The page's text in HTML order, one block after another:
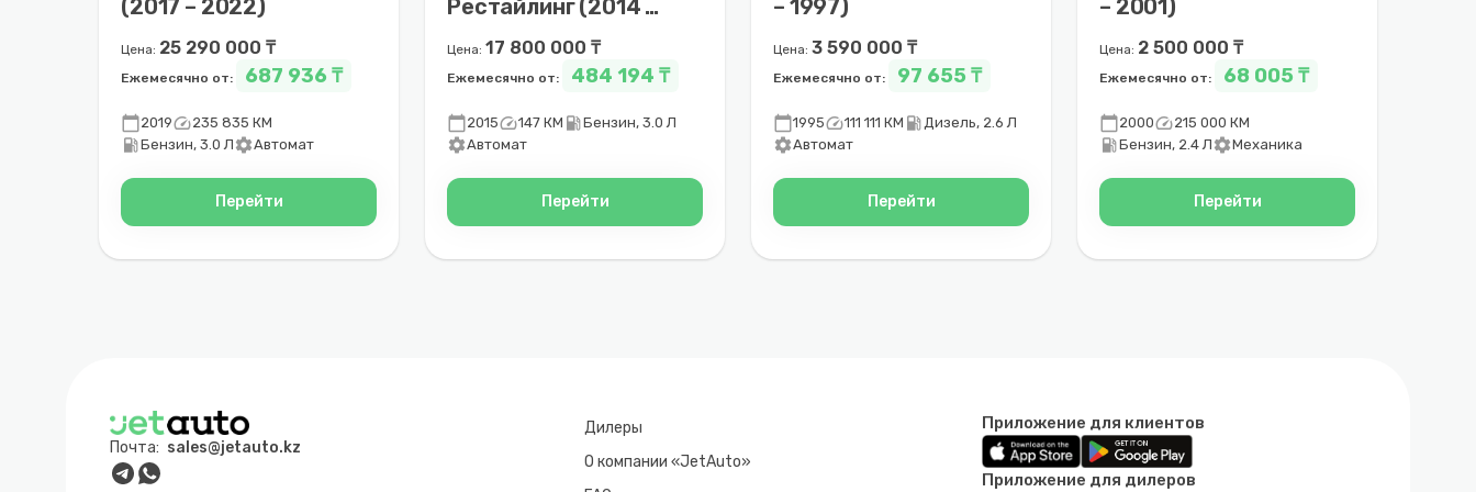
(2017 – 2022)
Цена: 25 290 000 ₸
Ежемесячно от: 687 936 ₸
calendar_today2019speed235 835 КМ
local_gas_stationБензин, 3.0 Л settingsАвтомат
Перейти
Рестайлинг (2014 –
Цена: 17 800 000 ₸
Ежемесячно от: 484 194 ₸
calendar_today2015speed147 КМ local_gas_stationБензин, 3.0 Л
settingsАвтомат
Перейти
– 1997)
Цена: 3 590 000 ₸
Ежемесячно от: 97 655 ₸
calendar_today1995speed111 111 КМ local_gas_stationДизель, 2.6 Л
settingsАвтомат
Перейти
– 2001)
Цена: 2 500 000 ₸
Ежемесячно от: 68 005 ₸
calendar_today2000speed215 000 КМ
local_gas_stationБензин, 2.4 Л settingsМеханика
Перейти
Почта: sales@jetauto.kz
Дилеры
О компании «JetAuto»
Приложение для клиентов
Приложение для дилеров